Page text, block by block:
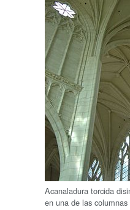
Acanaladura torcida
en una de las columnas